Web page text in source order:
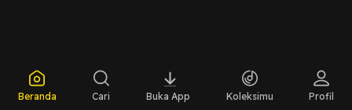
Beranda Cari Buka App Koleksimu Profil